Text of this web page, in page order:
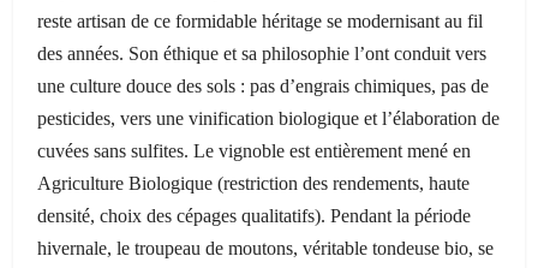
reste artisan de ce formidable héritage se modernisant au fil
des années. Son éthique et sa philosophie l’ont conduit vers
une culture douce des sols : pas d’engrais chimiques, pas de
pesticides, vers une vinification biologique et l’élaboration de
cuvées sans sulfites. Le vignoble est entièrement mené en
Agriculture Biologique (restriction des rendements, haute
densité, choix des cépages qualitatifs). Pendant la période
hivernale, le troupeau de moutons, véritable tondeuse bio, se